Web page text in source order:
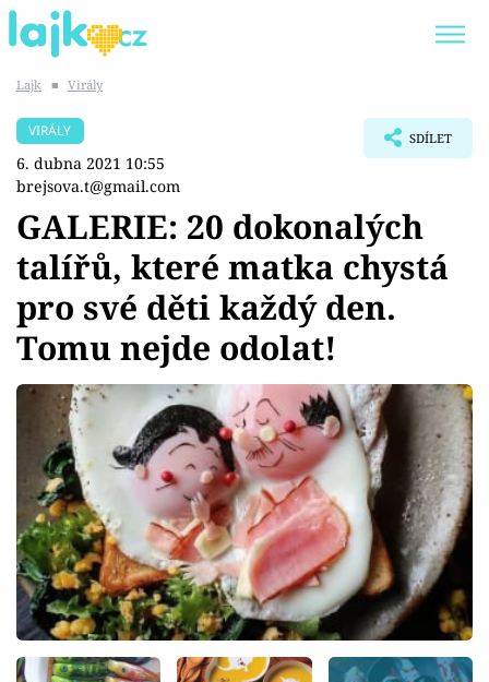
SHOPAHOLICADEL
Témata
Showbyznys
Youtubeři
Virály
Sex a vztahy
Videa
Sledujte prima+
Přihlášení
Lajk ■ Virály
VIRÁLY
6. dubna 2021 10:55
brejsova.t@gmail.com
SDÍLET
GALERIE: 20 dokonalých
talířů, které matka chystá
pro své děti každý den.
Tomu nejde odolat!